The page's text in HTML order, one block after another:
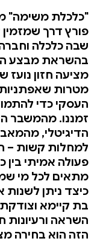
"כלכלת משימה"
פורץ דרך
שבה כלכלה
בהשראת מבצע
מציעה חזון נועז
מטרות
העסקי כדי
זמננו. מהמשבר
הדיגיטלי,
למחלות קשות –
פעולה אמיתי בין
מתאים לכל מי
כיצד ניתן
בת קיימא
השראה ורעיונות
הזה הוא בחירה